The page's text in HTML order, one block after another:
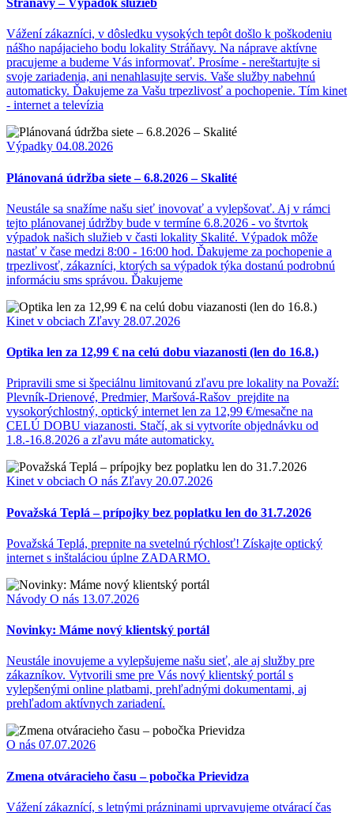
Stráňavy – Výpadok služieb
Vážení zákazníci, v dôsledku vysokých tepôt došlo k poškodeniu
nášho napájacieho bodu lokality Stráňavy. Na náprave aktívne
pracujeme a budeme Vás informovať. Prosíme - nereštartujte si
svoje zariadenia, ani nenahlasujte servis. Vaše služby nabehnú
automaticky. Ďakujeme za Vašu trpezlivosť a pochopenie. Tím kinet
- internet a televízia
Výpadky 04.08.2026
Plánovaná údržba siete – 6.8.2026 – Skalité
Neustále sa snažíme našu sieť inovovať a vylepšovať. Aj v rámci
tejto plánovanej údržby bude v termíne 6.8.2026 - vo štvrtok
výpadok našich služieb v časti lokality Skalité. Výpadok môže
nastať v čase medzi 8:00 - 16:00 hod. Ďakujeme za pochopenie a
trpezlivosť, zákazníci, ktorých sa výpadok týka dostanú podrobnú
informáciu sms správou. Ďakujeme
Kinet v obciach Zľavy 28.07.2026
Optika len za 12,99 € na celú dobu viazanosti (len do 16.8.)
Pripravili sme si špeciálnu limitovanú zľavu pre lokality na Považí:
Plevník-Drienové, Predmier, Maršová-Rašov prejdite na
vysokorýchlostný, optický internet len za 12,99 €/mesačne na
CELÚ DOBU viazanosti. Stačí, ak si vytvoríte objednávku od
1.8.-16.8.2026 a zľavu máte automaticky.
Kinet v obciach O nás Zľavy 20.07.2026
Považská Teplá – prípojky bez poplatku len do 31.7.2026
Považská Teplá, prepnite na svetelnú rýchlosť! Získajte optický
internet s inštaláciou úplne ZADARMO.
Návody O nás 13.07.2026
Novinky: Máme nový klientský portál
Neustále inovujeme a vylepšujeme našu sieť, ale aj služby pre
zákazníkov. Vytvorili sme pre Vás nový klientský portál s
vylepšenými online platbami, prehľadnými dokumentami, aj
prehľadom aktívnych zariadení.
O nás 07.07.2026
Zmena otváracieho času – pobočka Prievidza
Vážení zákaznící, s letnými prázninami uprvavujeme otvárací čas